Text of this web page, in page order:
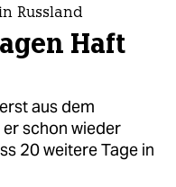
Russland
Haft
aus dem
schon wieder
20 weitere Tage in